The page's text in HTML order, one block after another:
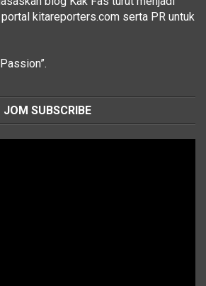
kitareporters.com serta PR untuk
JOM SUBSCRIBE